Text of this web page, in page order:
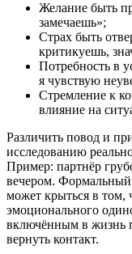
Желание быть
замечаешь»;
Страх быть
критикуешь,
Потребность в
я чувствую
Стремление к
влияние на
Различить повод и
исследованию
Пример: партнёр
вечером.
может крыться в том,
эмоционального
включённым в жизнь
вернуть контакт.